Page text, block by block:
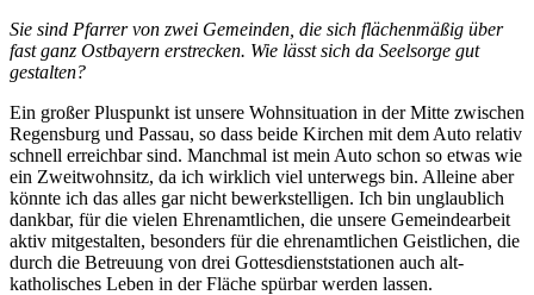
Sie sind Pfarrer von zwei Gemeinden, die sich flächenmäßig über
fast ganz Ostbayern erstrecken. Wie lässt sich da Seelsorge gut
gestalten?
Ein großer Pluspunkt ist unsere Wohnsituation in der Mitte zwischen
Regensburg und Passau, so dass beide Kirchen mit dem Auto relativ
schnell erreichbar sind. Manchmal ist mein Auto schon so etwas wie
ein Zweitwohnsitz, da ich wirklich viel unterwegs bin. Alleine aber
könnte ich das alles gar nicht bewerkstelligen. Ich bin unglaublich
dankbar, für die vielen Ehrenamtlichen, die unsere Gemeindearbeit
aktiv mitgestalten, besonders für die ehrenamtlichen Geistlichen, die
durch die Betreuung von drei Gottesdienststationen auch alt-
katholisches Leben in der Fläche spürbar werden lassen.